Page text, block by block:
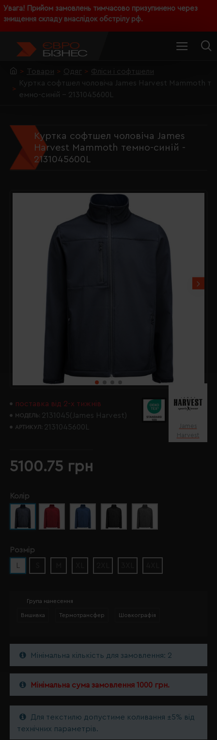
Увага! Прийом замовлень тимчасово призупинено через
знищення складу внаслідок обстрілу рф.
Товари Одяг
Фліси і софтшели
Куртка софтшел чоловіча James Harvest Mammoth т
емно-синій - 2131045600L
Куртка софтшел чоловіча James
Harvest Mammoth темно-синій -
2131045600L
поставка від 2-х тижнів
МОДЕЛЬ: 2131045(James Harvest)
АРТИКУЛ: 2131045600L
James
Harvest
5100.75 грн
Колір
Розмір
Група нанесення
Вишивка Термотрансфер Шовкографія
Мінімальна кількість для замовлення: 2
Мінімальна сума замовлення 1000 грн.
Для текстилю допустиме коливання ±5% від
технічних параметрів.